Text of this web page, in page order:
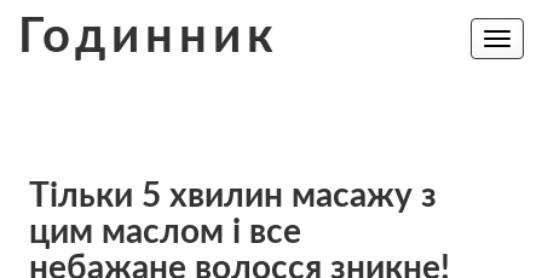
Годинник
Toggle
Тільки 5 хвилин масажу з
цим маслом і все
небажане волосся зникне!